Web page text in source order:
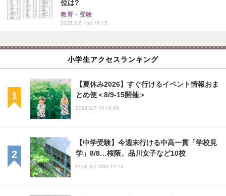
位は?
教育・受験
2026.8.6 Thu 16:15
小学生アクセスランキング
【夏休み2026】すぐ行けるイベント情報おま
とめ便＜8/9-15開催＞
2026.8.7 Fri 19:45
【中学受験】今週末行ける中高一貫「学校見
学」8/8…桜蔭、品川女子など10校
2026.8.3 Mon 10:15